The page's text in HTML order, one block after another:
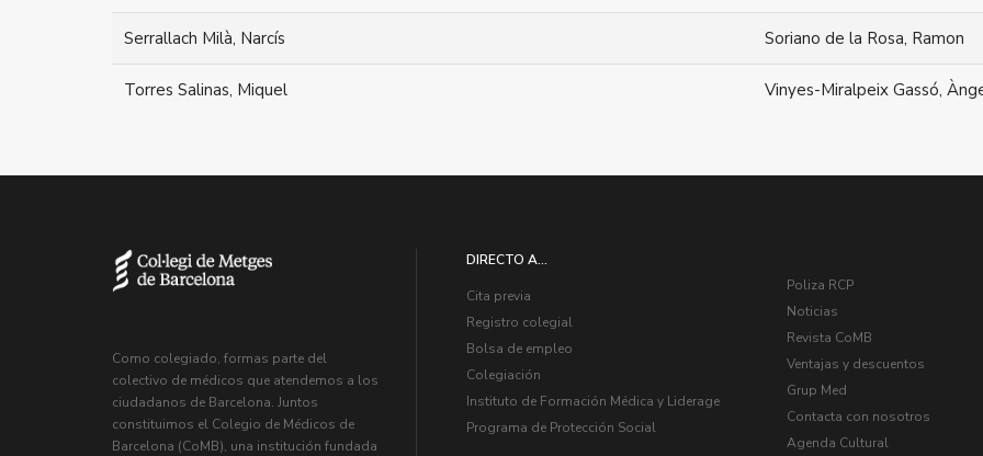
Serrallach Milà, Narcís Soriano de la Rosa, Ramon
Torres Salinas, Miquel Vinyes-Miralpeix Gassó,
Como colegiado, formas parte del
colectivo de médicos que atendemos a los
ciudadanos de Barcelona. Juntos
constituimos el Colegio de Médicos de
Barcelona (CoMB), una institución fundada
DIRECTO A...
Cita previa
Registro colegial
Bolsa de empleo
Colegiación
Instituto de Formación Médica y Liderage
Programa de Protección Social
Poliza RCP
Noticias
Revista CoMB
Ventajas y descuentos
Grup Med
Contacta con nosotros
Agenda Cultural